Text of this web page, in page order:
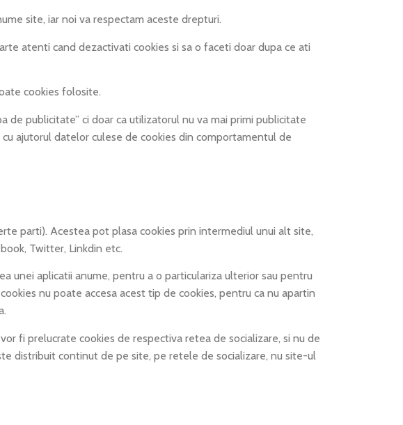
site, iar noi va respectam aceste drepturi.
atenti cand dezactivati cookies si sa o faceti doar dupa ce ati
cookies folosite.
publicitate” ci doar ca utilizatorul nu va mai primi publicitate
ajutorul datelor culese de cookies din comportamentul de
parti). Acestea pot plasa cookies prin intermediul unui alt site,
Twitter, Linkdin etc.
aplicatii anume, pentru a o particulariza ulterior sau pentru
nu poate accesa acest tip de cookies, pentru ca nu apartin
prelucrate cookies de respectiva retea de socializare, si nu de
distribuit continut de pe site, pe retele de socializare, nu site-ul